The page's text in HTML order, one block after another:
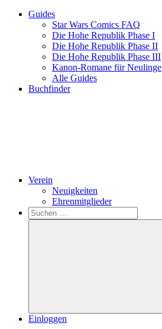
Guides
Star Wars Comics FAQ
Die Hohe Republik Phase I
Die Hohe Republik Phase II
Die Hohe Republik Phase III
Kanon-Romane für Neulinge
Alle Guides
Buchfinder
Verein
Neuigkeiten
Ehrenmitglieder
Search
Suchen
nach:
Suchen
Einloggen